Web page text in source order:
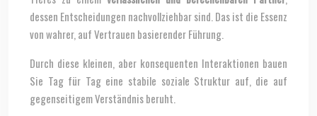
dessen Entscheidungen nachvollziehbar sind. Das ist die Essenz
von wahrer, auf Vertrauen basierender Führung.
Durch diese kleinen, aber konsequenten Interaktionen bauen
Sie Tag für Tag eine stabile soziale Struktur auf, die auf
gegenseitigem Verständnis beruht.